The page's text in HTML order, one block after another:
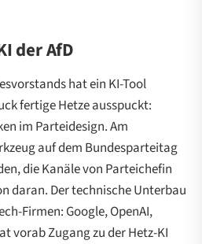
der AfD
hat ein KI-Tool
fertige Hetze ausspuckt:
im Parteidesign. Am
auf dem Bundesparteitag
die Kanäle von Parteichefin
daran. Der technische Unterbau
Firmen: Google, OpenAI,
vorab Zugang zu der Hetz-KI